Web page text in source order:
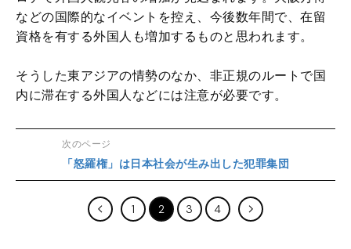
などの国際的なイベントを控え、今後数年間で、在留
資格を有する外国人も増加するものと思われます。
そうした東アジアの情勢のなか、非正規のルートで国
内に滞在する外国人などには注意が必要です。
次のページ
「怒羅権」は日本社会が生み出した犯罪集団
1 2 3 4